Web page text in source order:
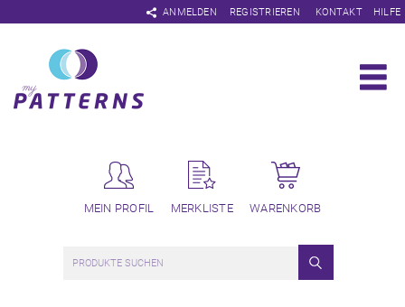
ANMELDEN
Navigation
überspringen
REGISTRIEREN KONTAKT HILFE
MEIN PROFIL MERKLISTE WARENKORB